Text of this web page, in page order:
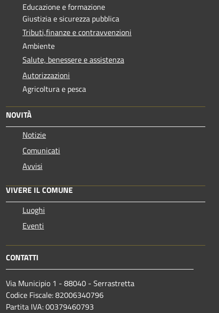
Educazione e formazione
Giustizia e sicurezza pubblica
Tributi,finanze e contravvenzioni
Ambiente
Salute, benessere e assistenza
Autorizzazioni
Agricoltura e pesca
NOVITÀ
Notizie
Comunicati
Avvisi
VIVERE IL COMUNE
Luoghi
Eventi
CONTATTI
Via Municipio 1 - 88040 - Serrastretta
Codice Fiscale: 82006340796
Partita IVA: 00379460793